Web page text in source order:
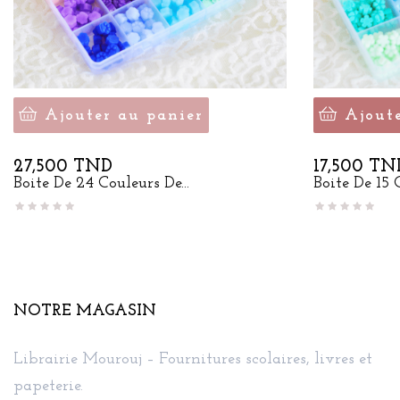
Ajouter au panier
Prix
27,500 TND
Boite De 24 Couleurs De...
Prix
17,500
Boite De 15
NOTRE MAGASIN
Librairie Mourouj – Fournitures scolaires, livres et
papeterie.